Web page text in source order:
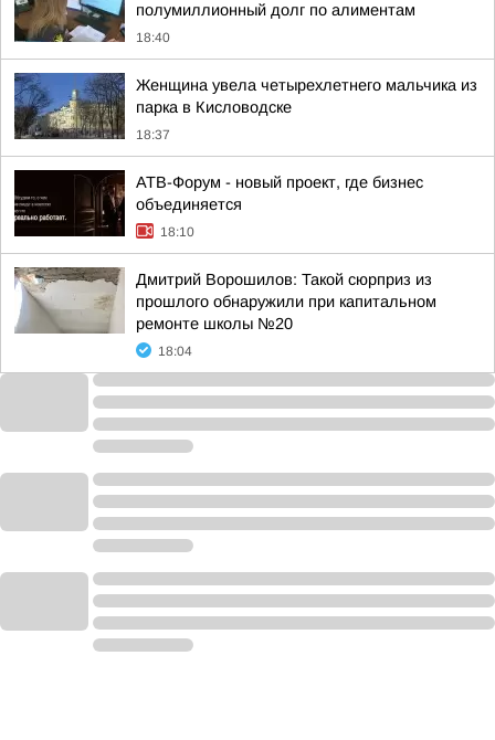
полумиллионный долг по алиментам
18:40
Женщина увела четырехлетнего мальчика из
парка в Кисловодске
18:37
АТВ-Форум - новый проект, где бизнес
объединяется
18:10
Дмитрий Ворошилов: Такой сюрприз из
прошлого обнаружили при капитальном
ремонте школы №20
18:04